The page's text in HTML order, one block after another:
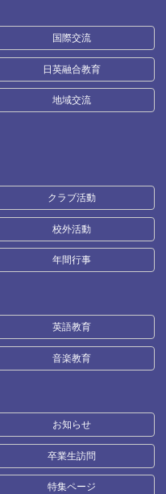
国際交流
日英融合教育
地域交流
クラブ活動
校外活動
年間行事
英語教育
音楽教育
お知らせ
卒業生訪問
特集ページ